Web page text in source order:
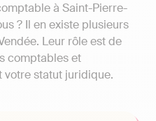
à Saint-Pierre-
? Il en existe plusieurs
Leur rôle est de
comptables et
statut juridique.